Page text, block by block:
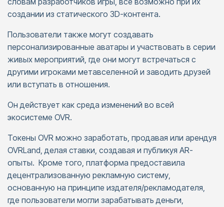
создании из статического 3D-контента.
Пользователи также могут создавать
персонализированные аватары и участвовать в серии
живых мероприятий, где они могут встречаться с
другими игроками метавселенной и заводить друзей
или вступать в отношения.
Он действует как среда изменений во всей
экосистеме OVR.
Токены OVR можно заработать, продавая или арендуя
OVRLand, делая ставки, создавая и публикуя AR-
опыты. Кроме того, платформа предоставила
децентрализованную рекламную систему,
основанную на принципе издателя/рекламодателя,
где пользователи могли зарабатывать деньги,